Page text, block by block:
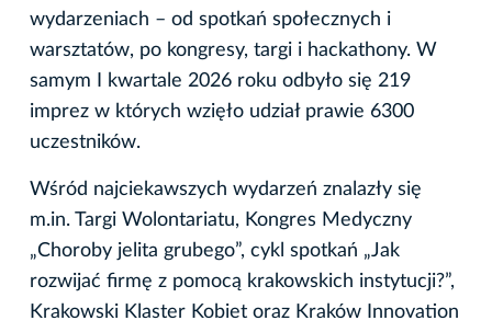
wydarzeniach – od spotkań społecznych i
warsztatów, po kongresy, targi i hackathony. W
samym I kwartale 2026 roku odbyło się 219
imprez w których wzięło udział prawie 6300
uczestników.
Wśród najciekawszych wydarzeń znalazły się
m.in. Targi Wolontariatu, Kongres Medyczny
„Choroby jelita grubego”, cykl spotkań „Jak
rozwijać firmę z pomocą krakowskich instytucji?”,
Krakowski Klaster Kobiet oraz Kraków Innovation